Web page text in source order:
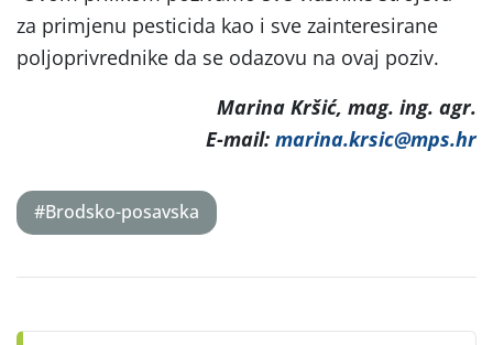
za primjenu pesticida kao i sve zainteresirane
poljoprivrednike da se odazovu na ovaj poziv.
Marina Kršić, mag. ing. agr.
E-mail: marina.krsic@mps.hr
#Brodsko-posavska
navigation